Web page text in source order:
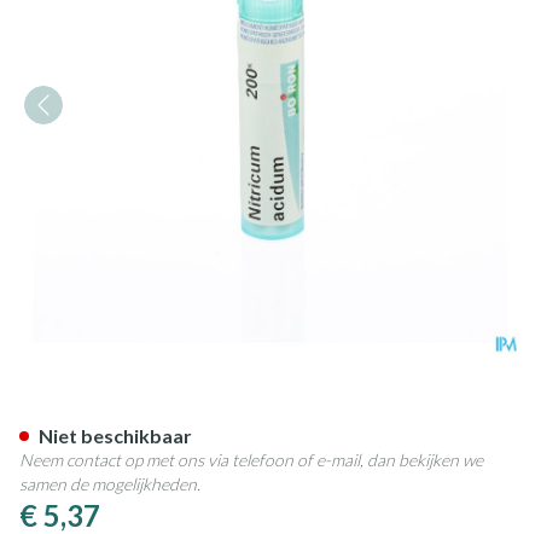
€ 5,37
Niet beschikbaar
Neem contact op met ons via telefoon of e-mail, dan bekijken we
samen de mogelijkheden.